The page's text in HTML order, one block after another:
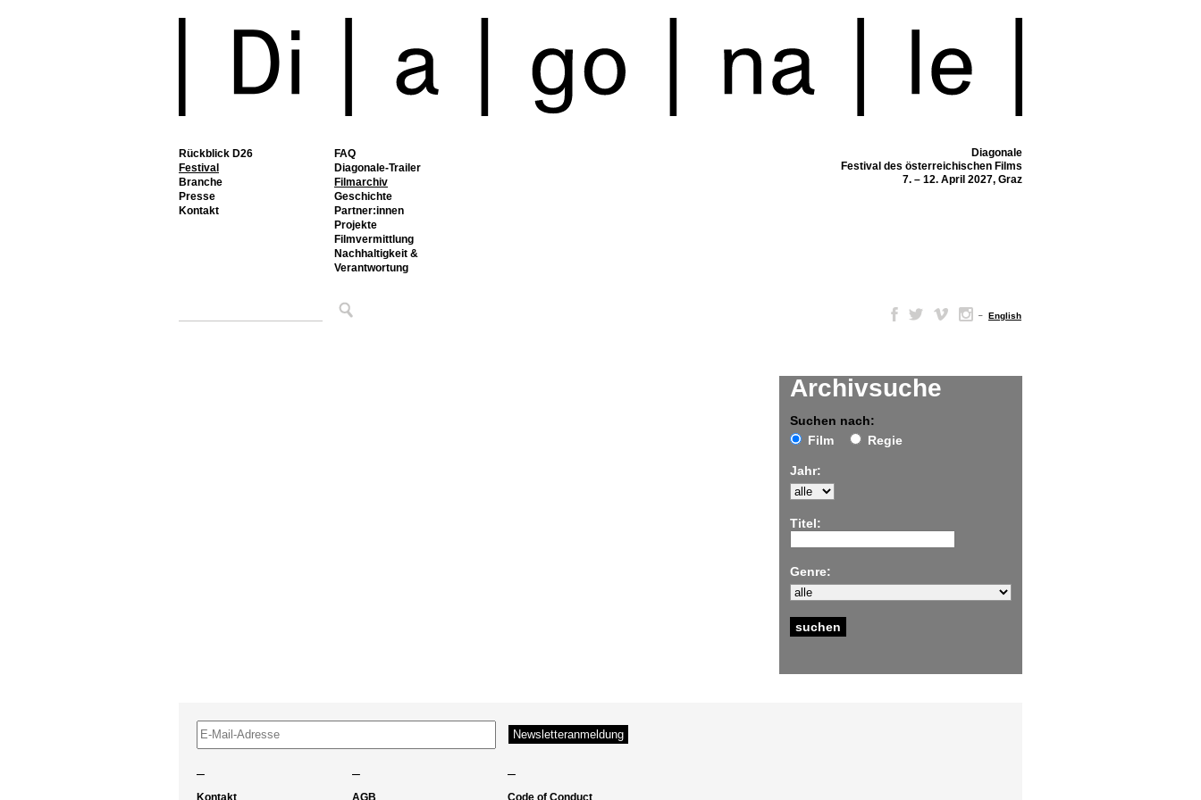
Rückblick D26
Festival
FAQ
Diagonale-Trailer
Filmarchiv
Geschichte
Partner:innen
Projekte
Filmvermittlung
Nachhaltigkeit &
Verantwortung
Branche
Presse
Kontakt
Diagonale
Festival des österreichischen Films
7. – 12. April 2027, Graz
– English
Archivsuche
Suchen nach:
Film
Regie
Jahr:
Titel:
Genre:
– – –
Kontakt AGB Code of Conduct